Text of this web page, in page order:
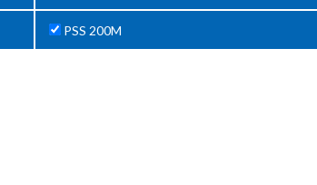
PSS 200M